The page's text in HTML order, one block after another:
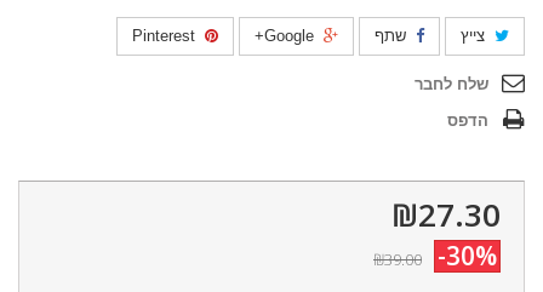
צייץ שתף
שלח לחבר
הדפס
₪27.30
-30%
₪39.00